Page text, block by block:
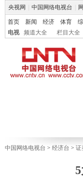
央视网 中国网络电视台
首页 新闻 经济 体育
电视
频道大全 栏目大全
中国网络电视台 > 经济台 > 证